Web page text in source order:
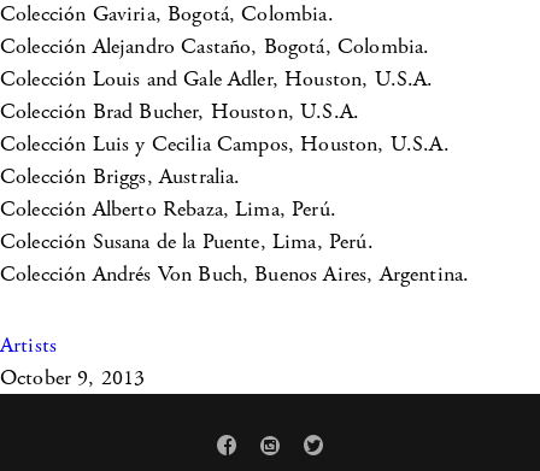
Colección Gaviria, Bogotá, Colombia.
Colección Alejandro Castaño, Bogotá, Colombia.
Colección Louis and Gale Adler, Houston, U.S.A.
Colección Brad Bucher, Houston, U.S.A.
Colección Luis y Cecilia Campos, Houston, U.S.A.
Colección Briggs, Australia.
Colección Alberto Rebaza, Lima, Perú.
Colección Susana de la Puente, Lima, Perú.
Colección Andrés Von Buch, Buenos Aires, Argentina.
Artists
October 9, 2013
  